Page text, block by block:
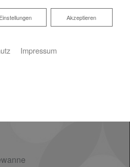
Akzeptieren
Einstellungen
Impressum